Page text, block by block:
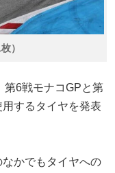
）
第6戦モナコGPと第
するタイヤを発表
かでもタイヤへの